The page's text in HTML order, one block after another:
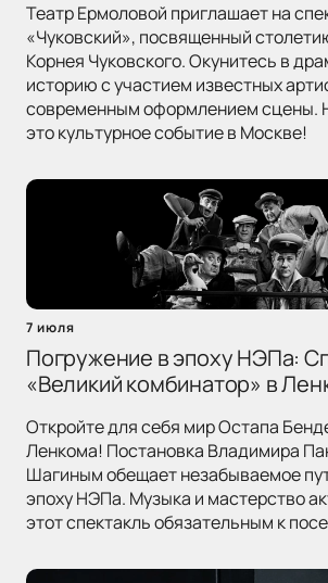
Театр Ермоловой приглашает на
«Чуковский», посвященный
Корнея Чуковского. Окунитесь в
историю с участием известных
современным оформлением сцены.
это культурное событие в Москве!
7 июля
Погружение в эпоху НЭПа:
«Великий комбинатор» в
Откройте для себя мир Остапа
Ленкома! Постановка Владимира
Шагиным обещает незабываемое
эпоху НЭПа. Музыка и мастерство
этот спектакль обязательным к